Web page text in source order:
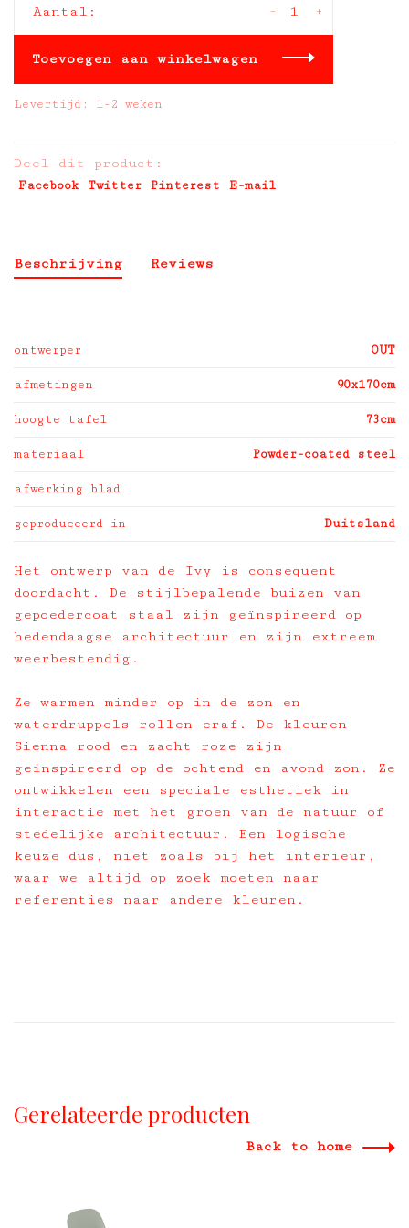
Aantal: +
-
Toevoegen aan winkelwagen
Levertijd: 1-2 weken
Deel dit product:
Facebook Twitter Pinterest E-mail
Beschrijving Reviews
ontwerper OUT
afmetingen 90x170cm
hoogte tafel 73cm
materiaal Powder-coated steel
afwerking blad
geproduceerd in Duitsland
Het ontwerp van de Ivy is consequent
doordacht. De stijlbepalende buizen van
gepoedercoat staal zijn geïnspireerd op
hedendaagse architectuur en zijn extreem
weerbestendig.
Ze warmen minder op in de zon en
waterdruppels rollen eraf. De kleuren
Sienna rood en zacht roze zijn
geinspireerd op de ochtend en avond zon. Ze
ontwikkelen een speciale esthetiek in
interactie met het groen van de natuur of
stedelijke architectuur. Een logische
keuze dus, niet zoals bij het interieur,
waar we altijd op zoek moeten naar
referenties naar andere kleuren.
Gerelateerde producten
Back to home